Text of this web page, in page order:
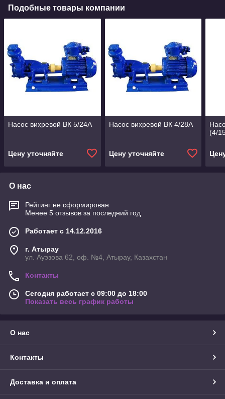
Подобные товары компании
Насос вихревой ВК 5/24А
Цену уточняйте
Насос вихревой ВК 4/28А
Цену уточняйте
(4/
О нас
Рейтинг не сформирован
Менее 5 отзывов за последний год
Работает с 14.12.2016
г. Атырау
ул. Ауэзова 62, оф. №4, Атырау, Казахстан
Контакты
Сегодня работает с 09:00 до 18:00
Показать весь график работы
О нас
Контакты
Доставка и оплата